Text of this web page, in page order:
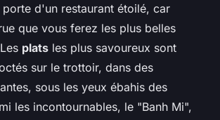
d'un restaurant étoilé, car
que vous ferez les plus belles
plats les plus savoureux sont
sur le trottoir, dans des
sous les yeux ébahis des
les incontournables, le "Banh Mi",